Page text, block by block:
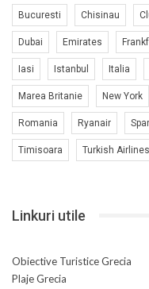
Bucuresti Chisinau
Dubai Emirates
Iasi Istanbul Italia
Marea Britanie New York
Romania Ryanair
Timisoara Turkish Airlines
Linkuri utile
Obiective Turistice Grecia
Plaje Grecia